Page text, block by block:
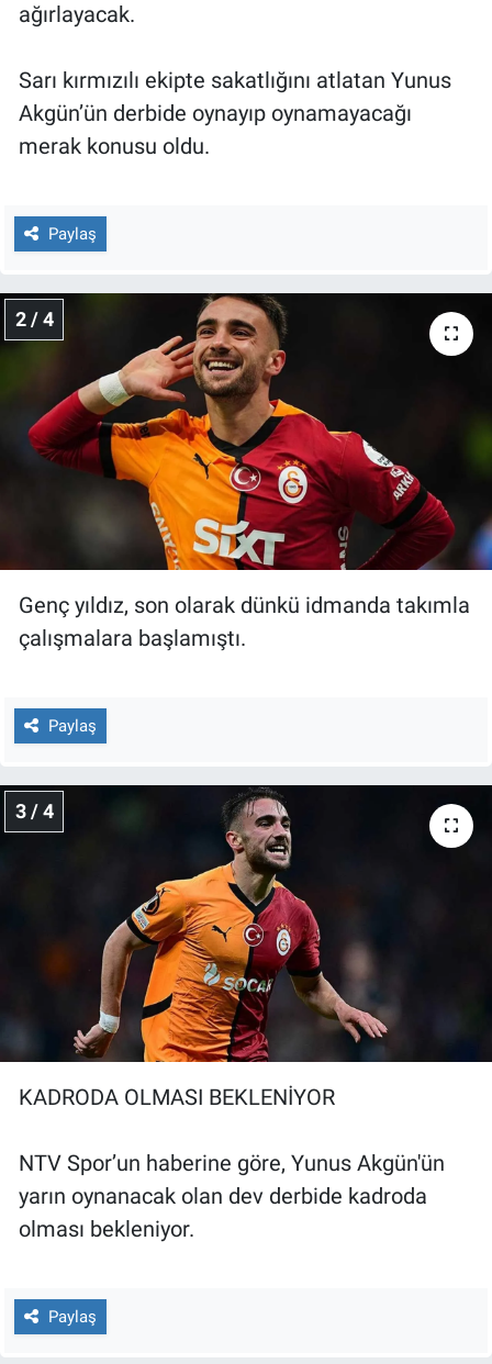
ağırlayacak.
Sarı kırmızılı ekipte sakatlığını atlatan Yunus
Akgün’ün derbide oynayıp oynamayacağı
merak konusu oldu.
Paylaş
2 / 4
Genç yıldız, son olarak dünkü idmanda takımla
çalışmalara başlamıştı.
Paylaş
3 / 4
KADRODA OLMASI BEKLENİYOR
NTV Spor’un haberine göre, Yunus Akgün'ün
yarın oynanacak olan dev derbide kadroda
olması bekleniyor.
Paylaş
Kültür Sanat
Ne demişti
Nedir
Programlar
Sağlık
Teknoloji
Türkiye'nin Geleceği
Türkiye'nin Gündemi
Yerel Yaşam